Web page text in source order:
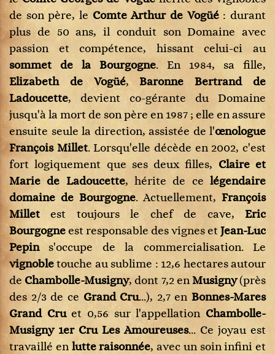
de son père, le Comte Arthur de Vogüé: durant
plus de 50 ans, il conduit son Domaine avec
passion et compétence, hissant celui-ci au
sommet de la Bourgogne. En 1984, sa fille,
Elizabeth de Vogüé,Baronne Bertrand de
Ladoucette, devient co-gérante du Domaine
jusqu'à la mort de son père en 1987 ; elle en assure
ensuite seule la direction, assistée de l'œnologue
François Millet. Lorsqu'elle décède en 2002, c'est
fort logiquement que ses deux filles, Claire et
Marie de Ladoucette, hérite de celégendaire
domaine de Bourgogne. Actuellement, François
Millet est toujours le chef de cave, Eric
Bourgogneest responsable des vignes etJean-Luc
Pepins'occupe de la commercialisation. Le
vignobletouche au sublime : 12,6 hectares autour
de Chambolle-Musigny, dont 7,2 enMusigny(près
des 2/3 de ce Grand Cru...), 2,7 en Bonnes-Mares
Grand Cruet 0,56 sur l'appellation Chambolle-
Musigny 1er Cru Les Amoureuses... Ce joyau est
travaillé en lutte raisonnée, avec un soin infini et